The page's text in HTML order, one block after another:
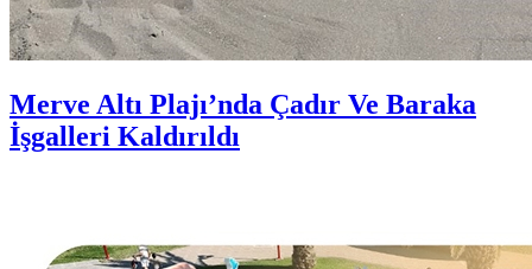
Merve Altı Plajı’nda Çadır Ve Baraka
İşgalleri Kaldırıldı